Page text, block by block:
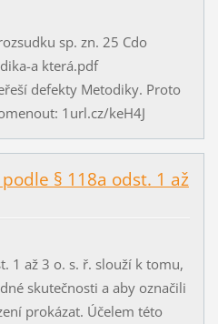
sp. zn. 25 Cdo
a která.pdf
defekty Metodiky. Proto
1url.cz/keH4J
§ 118a odst. 1 až
1 až 3 o. s. ř. slouží k tomu,
skutečnosti a aby označili
prokázat. Účelem této